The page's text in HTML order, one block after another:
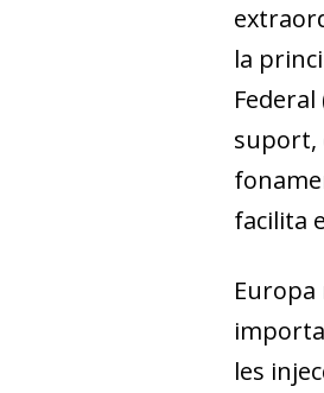
la
suport,
facilita
Europa
les